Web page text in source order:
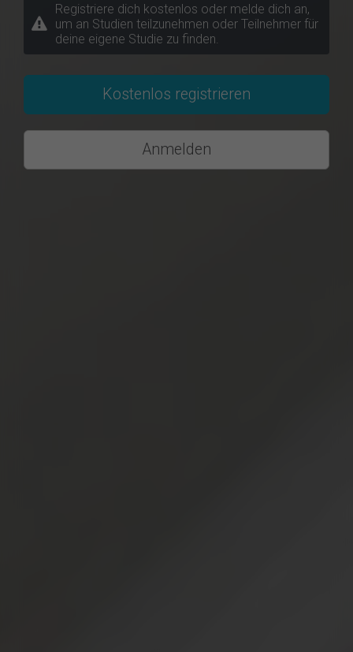
Registriere dich kostenlos oder melde dich an,
um an Studien teilzunehmen oder Teilnehmer für
deine eigene Studie zu finden.
Kostenlos registrieren
Anmelden